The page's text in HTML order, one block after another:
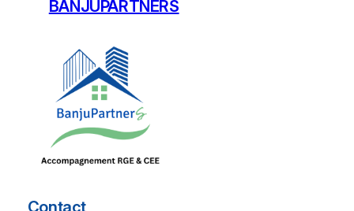
BANJUPARTNERS
Contact